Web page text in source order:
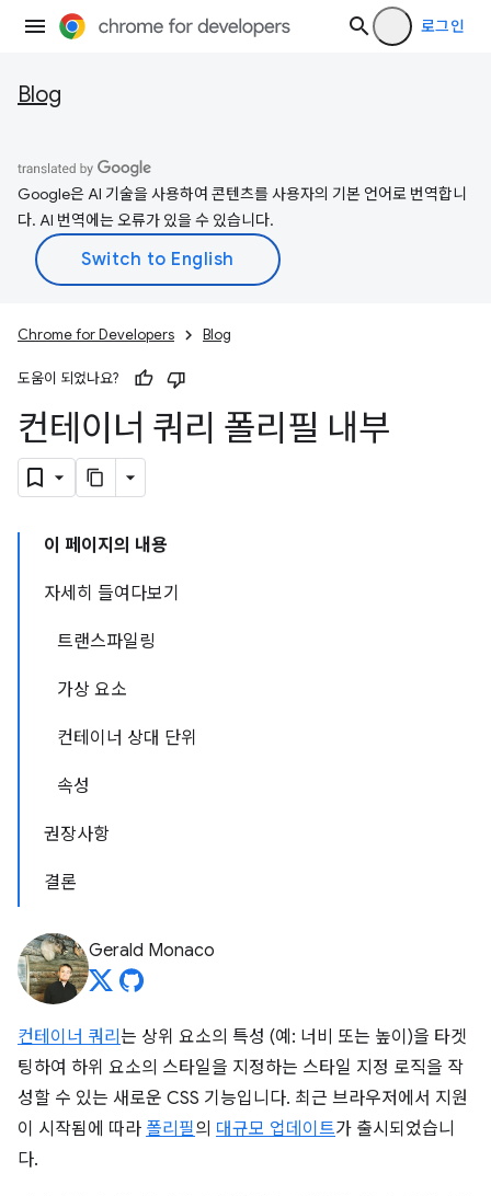
로그인
Blog
Google은 AI 기술을 사용하여 콘텐츠를 사용자의 기본 언어로 번역합니
다. AI 번역에는 오류가 있을 수 있습니다.
Chrome for Developers Blog
도움이 되었나요?
컨테이너 쿼리 폴리필 내부
이 페이지의 내용
자세히 들여다보기
트랜스파일링
가상 요소
컨테이너 상대 단위
속성
권장사항
결론
Gerald Monaco
컨테이너 쿼리 는 상위 요소의 특성 (예: 너비 또는 높이)을 타겟
팅하여 하위 요소의 스타일을 지정하는 스타일 지정 로직을 작
성할 수 있는 새로운 CSS 기능입니다. 최근 브라우저에서 지원
이 시작됨에 따라 폴리필의 대규모 업데이트가 출시되었습니
다.